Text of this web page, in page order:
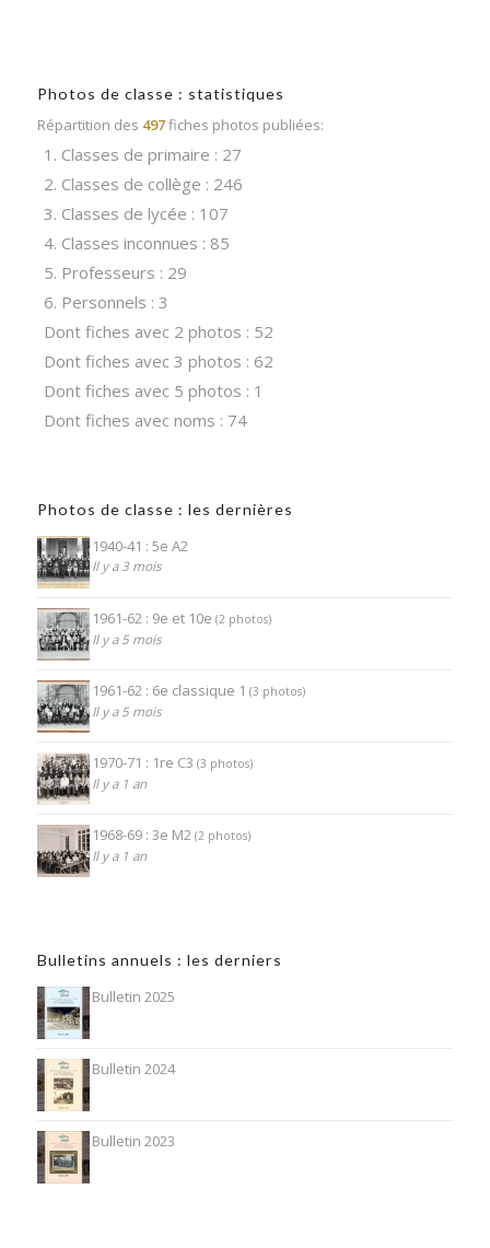
Photos de classe : statistiques
Répartition des 497fiches photos publiées:
1. Classes de primaire : 27
2. Classes de collège : 246
3. Classes de lycée : 107
4. Classes inconnues : 85
5. Professeurs : 29
6. Personnels : 3
Dont fiches avec 2 photos : 52
Dont fiches avec 3 photos : 62
Dont fiches avec 5 photos : 1
Dont fiches avec noms : 74
Photos de classe : les dernières
1940-41 : 5e A2
Il y a 3 mois
1961-62 : 9e et 10e (2 photos)
Il y a 5 mois
1961-62 : 6e classique 1 (3 photos)
Il y a 5 mois
1970-71 : 1re C3 (3 photos)
Il y a 1 an
1968-69 : 3e M2 (2 photos)
Il y a 1 an
Bulletins annuels : les derniers
Bulletin 2025
Bulletin 2024
Bulletin 2023